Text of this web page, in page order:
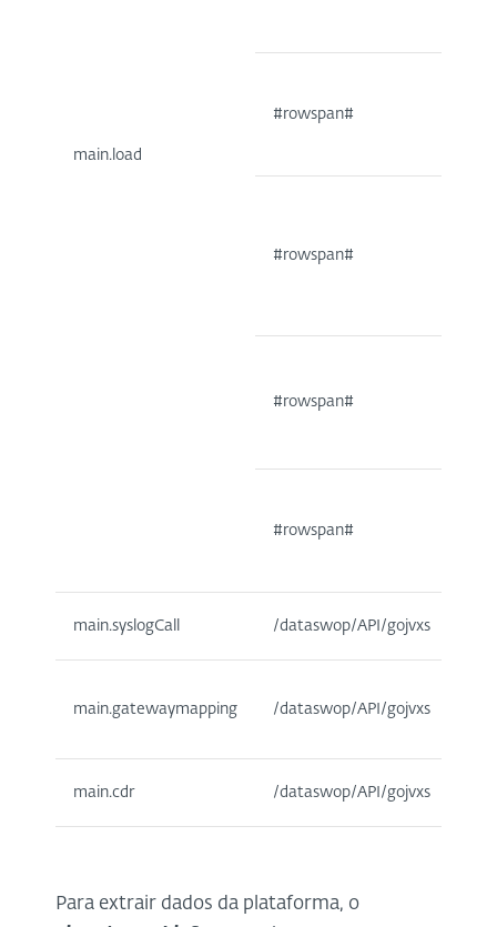
main.load
#rowspan#
#rowspan#
#rowspan#
#rowspan#
main.syslogCall /dataswop/API/gojvxs
main.gatewaymapping /dataswop/API/gojvxs
main.cdr /dataswop/API/gojvxs
Para extrair dados da plataforma, o